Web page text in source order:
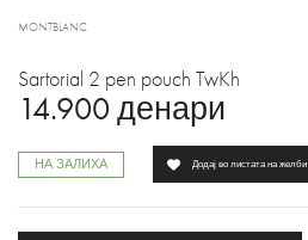
MONTBLANC
Sartorial 2 pen pouch TwKh
14.900 денари
НА ЗАЛИХА Додај во листата на желби